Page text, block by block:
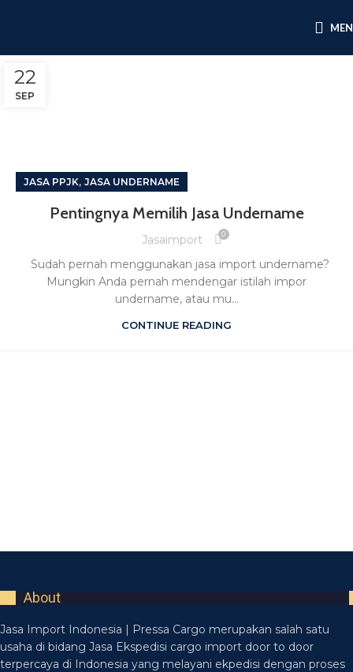
22
SEP
JASA PPJK, JASA UNDERNAME
Pentingnya Memilih Jasa Undername
Jasaimport 0
Sudah pernah menggunakan jasa import undername?
Mungkin Anda pernah mendengar istilah impor
undername, atau mu...
CONTINUE READING
About
Jasa Import Indonesia | Pressa Cargo merupakan salah satu
usaha di bidang Jasa Ekspedisi cargo import door to door
terpercaya di Indonesia yang melayani ekpedisi dengan proses